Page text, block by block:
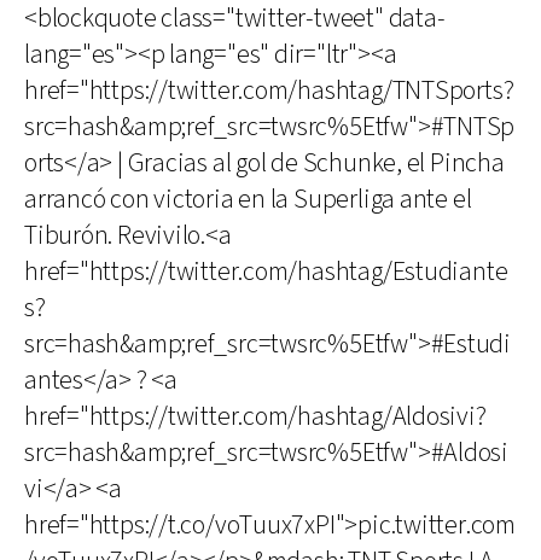
<blockquote class="twitter-tweet" data-
lang="es"><p lang="es" dir="ltr"><a
href="https://twitter.com/hashtag/TNTSports?
src=hash&amp;ref_src=twsrc%5Etfw">#TNTSp
orts</a> | Gracias al gol de Schunke, el Pincha
arrancó con victoria en la Superliga ante el
Tiburón. Revivilo.<a
href="https://twitter.com/hashtag/Estudiante
s?
src=hash&amp;ref_src=twsrc%5Etfw">#Estudi
antes</a> ? <a
href="https://twitter.com/hashtag/Aldosivi?
src=hash&amp;ref_src=twsrc%5Etfw">#Aldosi
vi</a> <a
href="https://t.co/voTuux7xPI">pic.twitter.com